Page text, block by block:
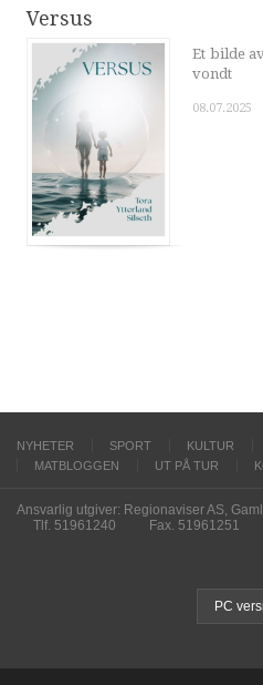
Versus
Et bilde
vondt
08.07.2025
NYHETER SPORT KULTUR
MATBLOGGEN
UT PÅ TUR
Ansvarlig utgiver: Regionaviser AS,
Tlf. 51961240
Fax. 51961251
PC